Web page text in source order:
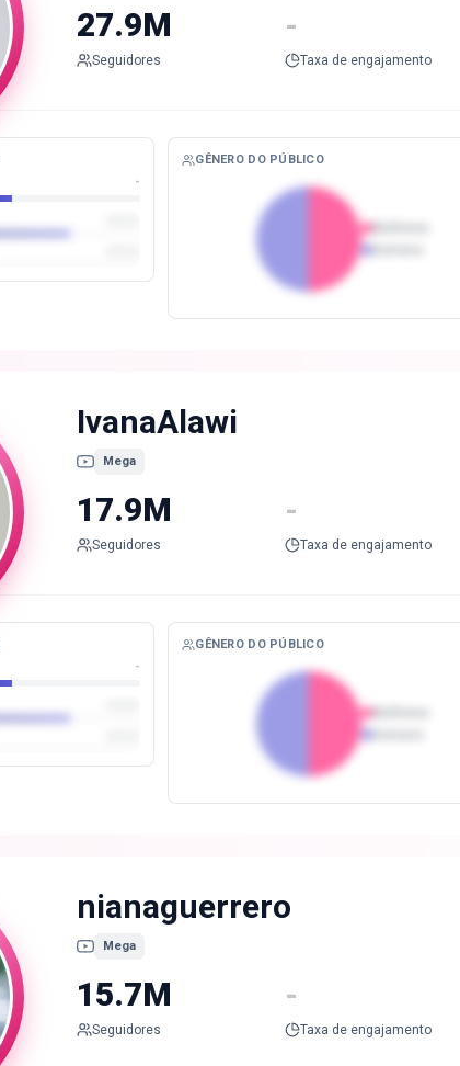
27.9M
Seguidores
-
Taxa de engajamento
-
GÊNERO DO PÚBLICO
IvanaAlawi
Mega
17.9M
Seguidores
-
Taxa de engajamento
-
GÊNERO DO PÚBLICO
nianaguerrero
Mega
15.7M
Seguidores
-
Taxa de engajamento